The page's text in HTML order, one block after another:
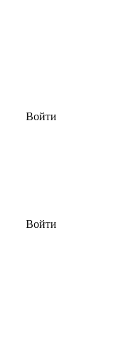
Войти
Войти